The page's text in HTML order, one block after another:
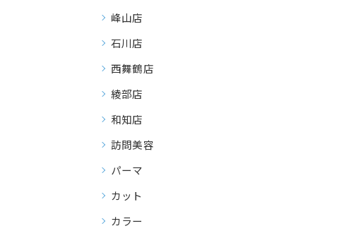
峰山店
石川店
西舞鶴店
綾部店
和知店
訪問美容
パーマ
カット
カラー